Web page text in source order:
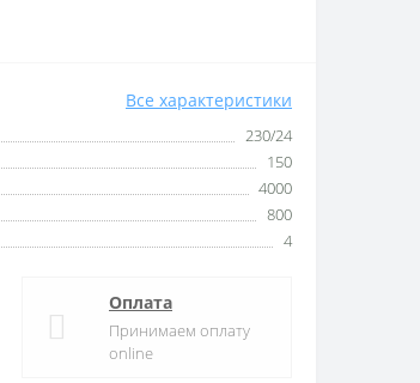
Все характеристики
230/24
150
4000
800
4
Оплата
Принимаем оплату
online